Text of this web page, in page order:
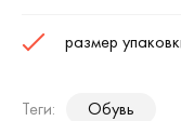
размер
Теги: Обувь